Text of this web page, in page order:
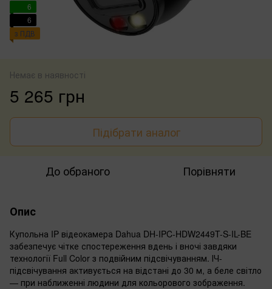
6
6
з ПДВ
Немає в наявності
5 265 грн
Підібрати аналог
До обраного Порівняти
Опис
Купольна IP відеокамера Dahua DH-IPC-HDW2449T-S-IL-BE
забезпечує чітке спостереження вдень і вночі завдяки
технології Full Color з подвійним підсвічуванням. ІЧ-
підсвічування активується на відстані до 30 м, а беле світло
— при наближенні людини для кольорового зображення.